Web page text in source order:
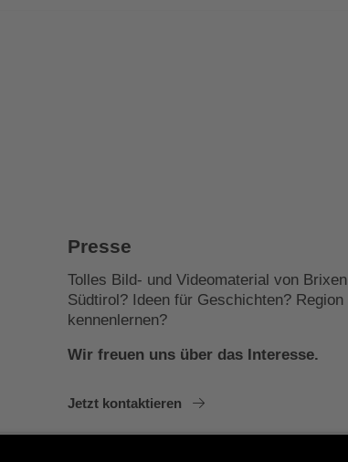
Presse
Tolles Bild- und Videomaterial von Brixen
Südtirol? Ideen für Geschichten? Region
kennenlernen?
Wir freuen uns über das Interesse.
Jetzt kontaktieren